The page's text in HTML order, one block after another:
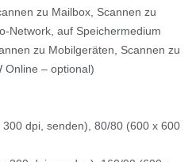
zu Mailbox, Scannen zu
Network, auf Speichermedium
zu Mobilgeräten, Scannen zu
Online – optional)
dpi, senden), 80/80 (600 x 600